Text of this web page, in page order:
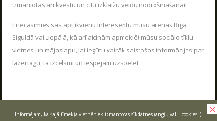
izmantotas arī kvestu un citu izklaižu veidu nodrošināšanai!
Priecāsimies sastapt ikvienu interesentu mūsu arēnās Rīgā,
Siguldā vai Liepājā, kā arī aicinām apmeklēt mūsu sociālo tīklu
vietnes un mājaslapu, lai iegūtu vairāk saistošas informācijas par
lāzertagu, tā izcelsmi un iespējām uzspēlēt!
KONTAKTI
+371 2020 7293
Informējam, ka šajā tīmekļa vietnē tiek izmantotas sīkdatnes (angļu val. "cookies").